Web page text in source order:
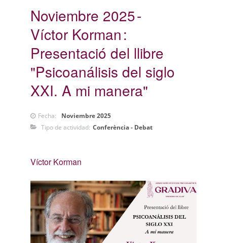
Noviembre 2025
Víctor Korman
Presentació del llibre
"Psicoanálisis del siglo
XXI. A mi manera"
Fecha:
Noviembre 2025
Tipo de actividad: Conferència - Debat
Víctor Korman